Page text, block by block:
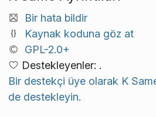
Bir hata bildir
Kaynak koduna göz at
GPL-2.0+
Destekleyenler: .
Bir destekçi üye olarak K
de destekleyin.